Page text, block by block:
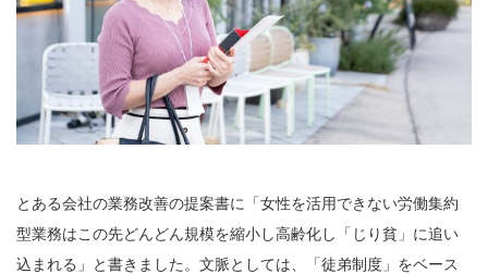
とある会社の業務改善の提案書に「女性を活用できない労働集約
型業務はこの先どんどん規模を縮小し高齢化し「じり貧」に追い
込まれる」と書きました。文脈としては、「徒弟制度」をベース